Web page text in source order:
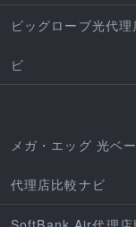
ビッグローブ光代理
ビ
メガ・エッグ 光ベ
代理店比較ナビ